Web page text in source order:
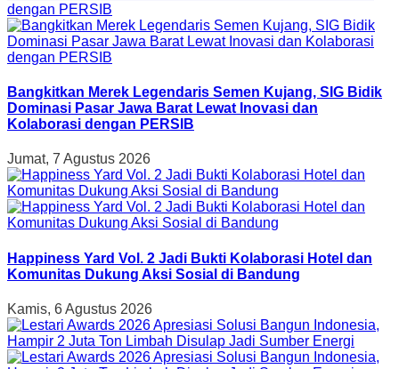
Bangkitkan Merek Legendaris Semen Kujang, SIG Bidik
Dominasi Pasar Jawa Barat Lewat Inovasi dan
Kolaborasi dengan PERSIB
Jumat, 7 Agustus 2026
Happiness Yard Vol. 2 Jadi Bukti Kolaborasi Hotel dan
Komunitas Dukung Aksi Sosial di Bandung
Kamis, 6 Agustus 2026